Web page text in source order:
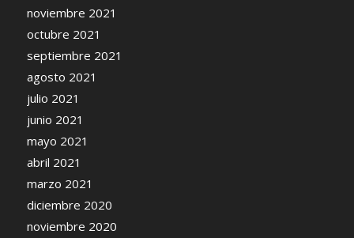
noviembre 2021
octubre 2021
septiembre 2021
agosto 2021
julio 2021
junio 2021
mayo 2021
abril 2021
marzo 2021
diciembre 2020
noviembre 2020